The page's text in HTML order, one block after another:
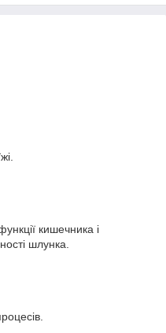
кишечника і
шлунка.